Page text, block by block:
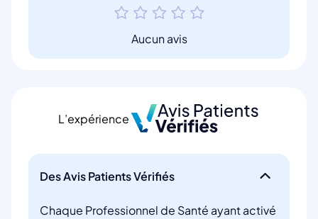
Aucun avis
L’expérience
Des Avis Patients Vérifiés
Chaque Professionnel de Santé ayant activé